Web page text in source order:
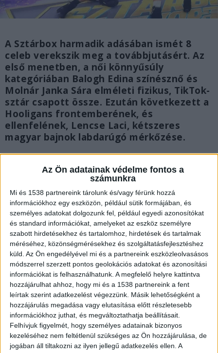
Az Ön adatainak védelme fontos a
számunkra
Mi és 1538 partnereink tárolunk és/vagy férünk hozzá
információkhoz egy eszközön, például sütik formájában, és
személyes adatokat dolgozunk fel, például egyedi azonosítókat
és standard információkat, amelyeket az eszköz személyre
szabott hirdetésekhez és tartalomhoz, hirdetések és tartalmak
méréséhez, közönségmérésekhez és szolgáltatásfejlesztéshez
küld. Az Ön engedélyével mi és a partnereink eszközleolvasásos
módszerrel szerzett pontos geolokációs adatokat és azonosítási
információkat is felhasználhatunk. A megfelelő helyre kattintva
hozzájárulhat ahhoz, hogy mi és a 1538 partnereink a fent
leírtak szerint adatkezelést végezzünk. Másik lehetőségként a
hozzájárulás megadása vagy elutasítása előtt részletesebb
információkhoz juthat, és megváltoztathatja beállításait.
Felhívjuk figyelmét, hogy személyes adatainak bizonyos
kezeléséhez nem feltétlenül szükséges az Ön hozzájárulása, de
jogában áll tiltakozni az ilyen jellegű adatkezelés ellen. A
A Sztárbox harmadik adásában ismét 8
celeb verekszik meg a továbbjutásért. Az
első menetben, a női könnyűsúly
kategóriában Balogh Edina színésznő és
Molnár Janka Sára elméleti fizikus, TikTok-
sztár csapott össze. Ezután következett a
Hooligans frontemberének, és
ellenfelének, Lencse Laci, kétszeres
magyar bajnok labdarúgó mérkőzése.
Végig akarta vinni a 4 menetet
Azt 54 éves zenész, a meccs előtt azt mondta,
azért vállalta a kihívást, hogy megmutassa, ennyi
idősen is lehet új dologba kezdeni. Az